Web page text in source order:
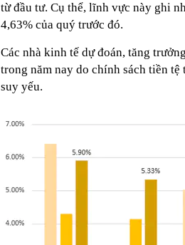
từ đầu tư. Cụ thể, lĩnh vực này ghi
4,63% của quý trước đó.
Các nhà kinh tế dự đoán, tăng
trong năm nay do chính sách tiền
suy yếu.